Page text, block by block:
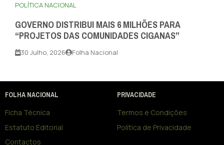
POLÍTICA NACIONAL
GOVERNO DISTRIBUI MAIS 6 MILHÕES PARA
“PROJETOS DAS COMUNIDADES CIGANAS”
30 Julho, 2026 Folha Nacional
FOLHA NACIONAL
Ficha Técnica
Estatuto Editorial
Contactos
PRIVACIDADE
Termos e Condições
Política de Privacidade